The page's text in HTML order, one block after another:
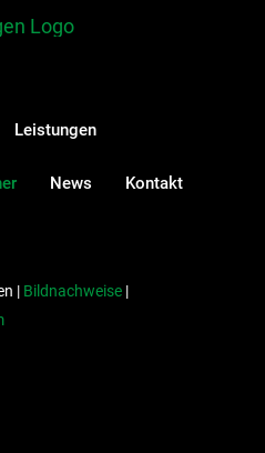
Leistungen
News Kontakt
| Bildnachweise |